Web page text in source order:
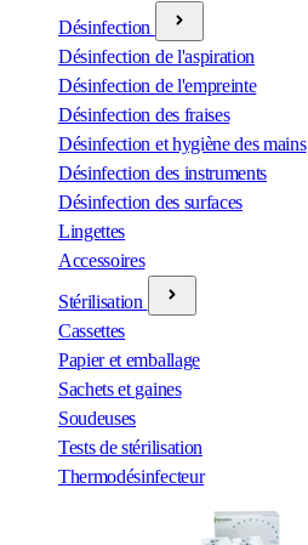
Désinfection
Désinfection de l'aspiration
Désinfection de l'empreinte
Désinfection des fraises
Désinfection et hygiène des mains
Désinfection des instruments
Désinfection des surfaces
Lingettes
Accessoires
Stérilisation
Cassettes
Papier et emballage
Sachets et gaines
Soudeuses
Tests de stérilisation
Thermodésinfecteur